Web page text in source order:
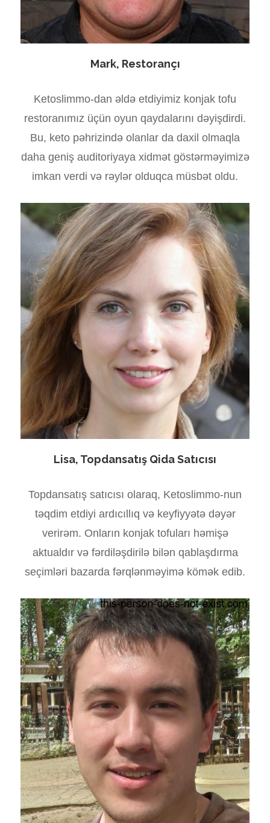
Mark, Restorançı
Ketoslimmo-dan əldə etdiyimiz konjak tofu
restoranımız üçün oyun qaydalarını dəyişdirdi.
Bu, keto pəhrizində olanlar da daxil olmaqla
daha geniş auditoriyaya xidmət göstərməyimizə
imkan verdi və rəylər olduqca müsbət oldu.
Lisa, Topdansatış Qida Satıcısı
Topdansatış satıcısı olaraq, Ketoslimmo-nun
təqdim etdiyi ardıcıllıq və keyfiyyətə dəyər
verirəm. Onların konjak tofuları həmişə
aktualdır və fərdiləşdirilə bilən qablaşdırma
seçimləri bazarda fərqlənməyimə kömək edib.